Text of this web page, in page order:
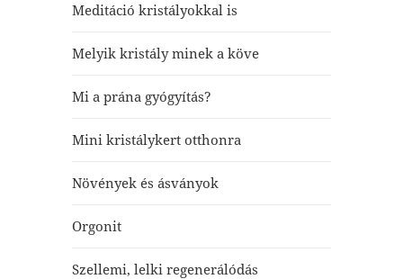
Meditáció kristályokkal is
Melyik kristály minek a köve
Mi a prána gyógyítás?
Mini kristálykert otthonra
Növények és ásványok
Orgonit
Szellemi, lelki regenerálódás